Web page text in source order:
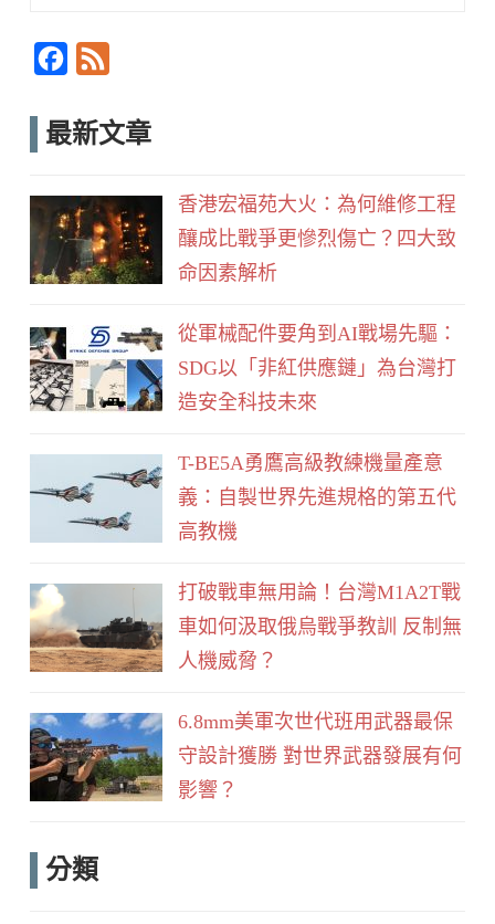
c
o
k
e
最新文章
香港宏福苑大火：為何維修工程
釀成比戰爭更慘烈傷亡？四大致
命因素解析
從軍械配件要角到AI戰場先驅：
SDG以「非紅供應鏈」為台灣打
造安全科技未來
T-BE5A勇鷹高級教練機量產意
義：自製世界先進規格的第五代
高教機
打破戰車無用論！台灣M1A2T戰
車如何汲取俄烏戰爭教訓 反制無
人機威脅？
6.8mm美軍次世代班用武器最保
守設計獲勝 對世界武器發展有何
影響？
分類